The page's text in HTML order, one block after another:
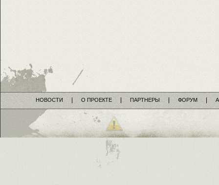
НОВОСТИ О ПРОЕКТЕ ПАРТНЕРЫ ФОРУМ